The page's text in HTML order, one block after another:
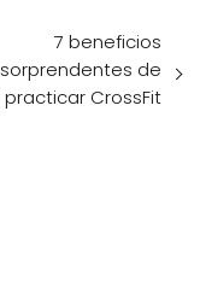
7 beneficios
sorprendentes de
practicar CrossFit